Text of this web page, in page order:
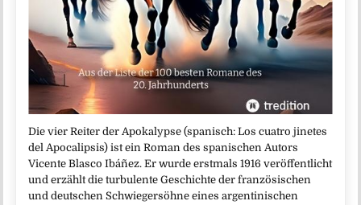
Die vier Reiter der Apokalypse (spanisch: Los cuatro jinetes
del Apocalipsis) ist ein Roman des spanischen Autors
Vicente Blasco Ibáñez. Er wurde erstmals 1916 veröffentlicht
und erzählt die turbulente Geschichte der französischen
und deutschen Schwiegersöhne eines argentinischen